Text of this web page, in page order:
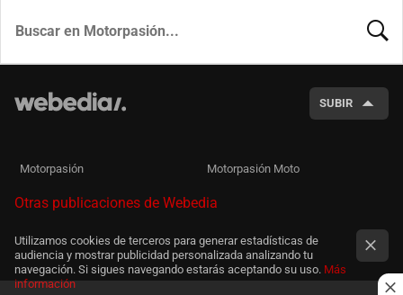
SUBIR
Motorpasión Motorpasión Moto
Otras publicaciones de Webedia
Utilizamos cookies de terceros para generar estadísticas de
audiencia y mostrar publicidad personalizada analizando tu
navegación. Si sigues navegando estarás aceptando su uso. Más
información